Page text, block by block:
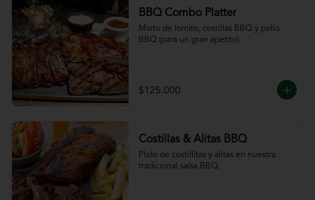
BBQ Combo Platter
Mixto de lomito, costillas BBQ y pollo
BBQ (para un gran apetito).
$125.000
Costillas & Alitas BBQ
Plato de costillitas y alitas en nuestra
tradicional salsa BBQ.